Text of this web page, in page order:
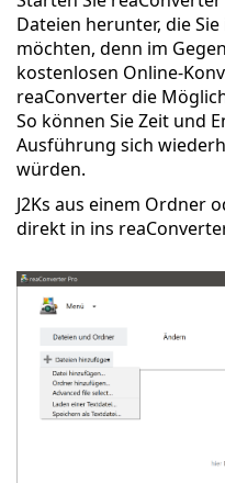
Dateien herunter, die
möchten, denn im
kostenlosen Online-
reaConverter die
So können Sie Zeit und
Ausführung sich
würden.
J2Ks aus einem Ordner
direkt in ins